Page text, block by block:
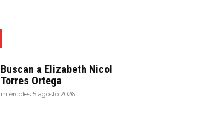
Buscan a Elizabeth Nicol
Torres Ortega
miércoles 5 agosto 2026